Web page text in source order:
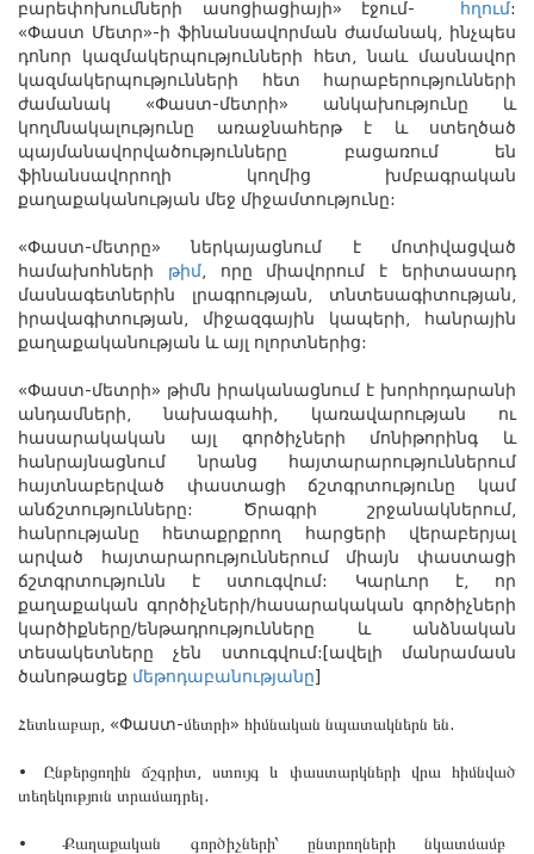
բարեփոխումների ասոցիացիայի» էջում-
հղում :
«Փաստ Մետր»-ի ֆինանսավորման ժամանակ, ինչպես
դոնոր կազմակերպությունների հետ, նաև մասնավոր
կազմակերպությունների հետ հարաբերությունների
ժամանակ «Փաստ-մետրի» անկախությունը և
կողմնակալությունը առաջնահերթ է և ստեղծած
պայմանավորվածությունները բացառում են
ֆինանսավորողի կողմից խմբագրական
քաղաքականության մեջ միջամտությունը:
«Փաստ-մետրը» ներկայացնում է մոտիվացված
համախոհների թիմ , որը միավորում է երիտասարդ
մասնագետներին լրագրության, տնտեսագիտության,
իրավագիտության, միջազգային կապերի, հանրային
քաղաքականության և այլ ոլորտներից:
«Փաստ-մետրի» թիմն իրականացնում է խորհրդարանի
անդամների, նախագահի, կառավարության ու
հասարակական այլ գործիչների մոնիթորինգ և
հանրայնացնում նրանց հայտարարություններում
հայտնաբերված փաստացի ճշտգրտությունը կամ
անճշտությունները: Ծրագրի շրջանակներում,
հանրությանը հետաքրքրող հարցերի վերաբերյալ
արված հայտարարություններում միայն փաստացի
ճշտգրտությունն է ստուգվում: Կարևոր է, որ
քաղաքական գործիչների/հասարակական գործիչների
կարծիքները/ենթադրությունները և անձնական
տեսակետները չեն ստուգվում: ավելի մանրամասն
ծանոթացեք մեթոդաբանությանը
Հետևաբար, «Փաստ-մետրի» հիմնական նպատակներն են.
• Ընթերցողին ճշգրիտ, ստույգ և փաստարկների վրա հիմնված
տեղեկություն տրամադրել.
•Քաղաքական գործիչների՝ ընտրողների նկատմամբ